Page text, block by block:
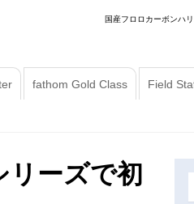
国産フロロカーボンハ
fathom Gold Class Field
リーズで初